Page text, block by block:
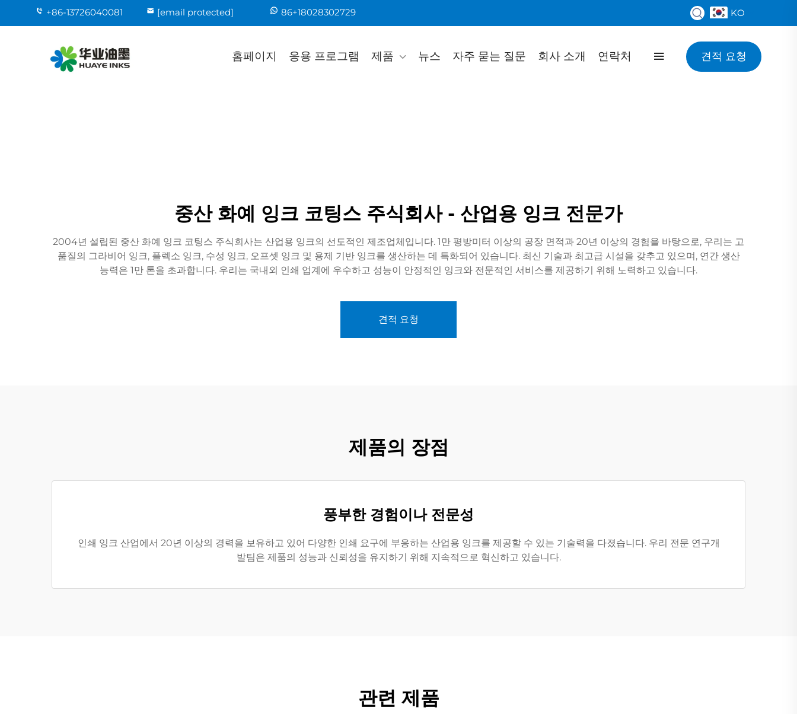
+86-13726040081 [email protected] 86+18028302729 KO
홈페이지 응용 프로그램 제품 뉴스 자주 묻는 질문 회사 소개 연락처 견적 요청
중산 화예 잉크 코팅스 주식회사 - 산업용 잉크 전문가
2004년 설립된 중산 화예 잉크 코팅스 주식회사는 산업용 잉크의 선도적인 제조업체입니다. 1만 평방미터 이상의 공장 면적과 20년 이상의 경험을 바탕으로, 우리는 고
품질의 그라비어 잉크, 플렉소 잉크, 수성 잉크, 오프셋 잉크 및 용제 기반 잉크를 생산하는 데 특화되어 있습니다. 최신 기술과 최고급 시설을 갖추고 있으며, 연간 생산
능력은 1만 톤을 초과합니다. 우리는 국내외 인쇄 업계에 우수하고 성능이 안정적인 잉크와 전문적인 서비스를 제공하기 위해 노력하고 있습니다.
견적 요청
제품의 장점
풍부한 경험이나 전문성
인쇄 잉크 산업에서 20년 이상의 경력을 보유하고 있어 다양한 인쇄 요구에 부응하는 산업용 잉크를 제공할 수 있는 기술력을 다졌습니다. 우리 전문 연구개
발팀은 제품의 성능과 신뢰성을 유지하기 위해 지속적으로 혁신하고 있습니다.
관련 제품